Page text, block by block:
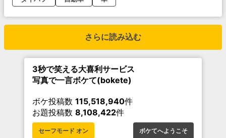
さらに読み込む
3秒で笑える大喜利サービス
写真で一言ボケて(bokete)
ボケ投稿数 115,518,940件
お題投稿数 8,108,422件
セーフモード オン ボケてへようこそ